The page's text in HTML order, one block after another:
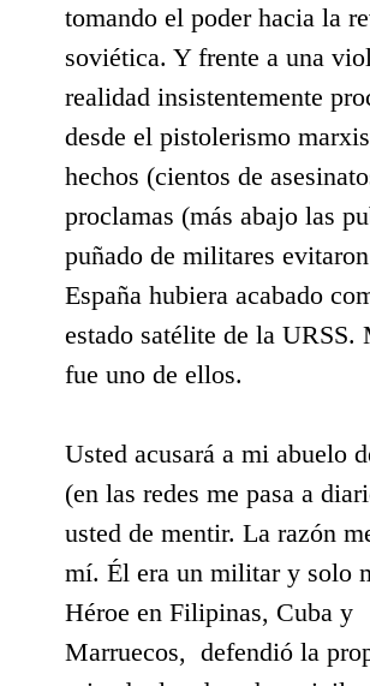
tomando el poder hacia la
soviética. Y frente a una
realidad insistentemente
desde el pistolerismo
hechos (cientos de
proclamas (más abajo las
puñado de militares
España hubiera acabado
estado satélite de la URSS.
fue uno de ellos.
Usted acusará a mi abuelo
(en las redes me pasa a
usted de mentir. La razón
mí. Él era un militar y solo
Héroe en Filipinas, Cuba y
Marruecos, defendió la